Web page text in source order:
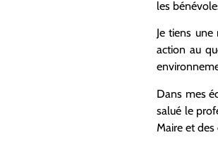
les
Je tiens
action au
Dans mes
salué le
Maire et